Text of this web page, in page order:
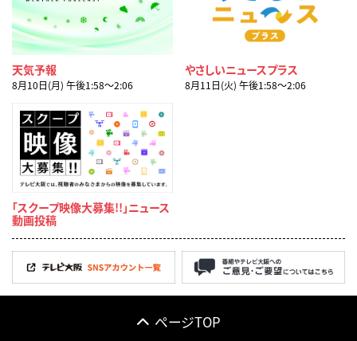
天気予報
8月10日(月) 午後1:58〜2:06
やさしいニュースプラス
8月11日(火) 午後1:58〜2:06
「スクープ映像大募集!!」ニュース
動画投稿
ページTOP